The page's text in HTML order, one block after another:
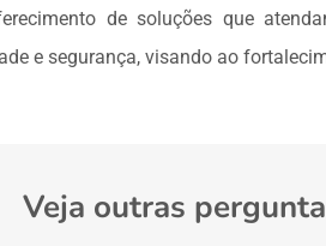
de soluções que
e segurança, visando ao
Veja outras